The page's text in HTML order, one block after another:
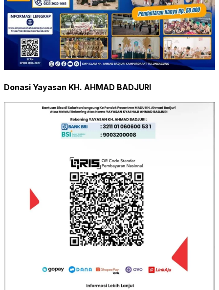
Donasi Yayasan KH. AHMAD BADJURI